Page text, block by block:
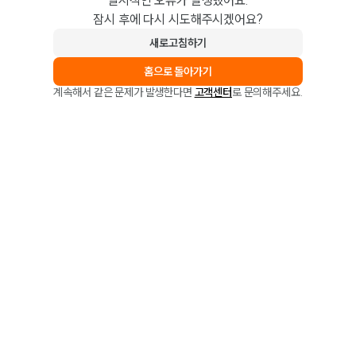
잠시 후에 다시 시도해주시겠어요?
새로고침하기
홈으로 돌아가기
계속해서 같은 문제가 발생한다면 고객센터로 문의해주세요.